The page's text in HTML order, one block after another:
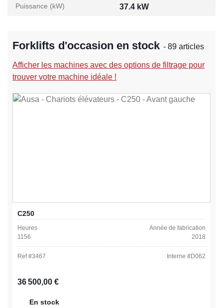
Puissance (kW) 37.4 kW
Forklifts d'occasion en stock - 89 articles
Afficher les machines avec des options de filtrage pour
trouver votre machine idéale !
C250
Heures
1156
Année de fabrication
2018
Ref #3467 Interne #D062
Prix régulier :
36 500,00 €
En stock